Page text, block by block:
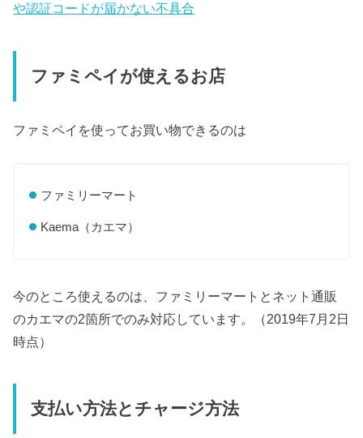
や認証コードが届かない不具合
ファミペイが使えるお店
ファミペイを使ってお買い物できるのは
ファミリーマート
Kaema（カエマ）
今のところ使えるのは、ファミリーマートとネット通販
のカエマの2箇所でのみ対応しています。（2019年7月2日
時点）
支払い方法とチャージ方法